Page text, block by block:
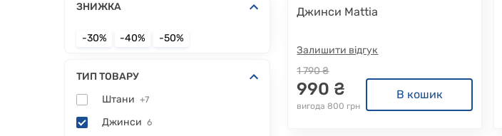
ЗНИЖКА
-30% -40% -50%
ТИП ТОВАРУ
Штани +7
Джинси 6
Джинси Mattia
Залишити відгук
1 790 ₴
990 ₴
вигода 800 грн
В кошик